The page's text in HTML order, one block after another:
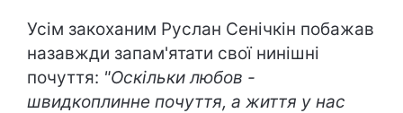
Усім закоханим Руслан Сенічкін побажав
назавжди запам'ятати свої нинішні
почуття: "Оскільки любов -
швидкоплинне почуття, а життя у нас